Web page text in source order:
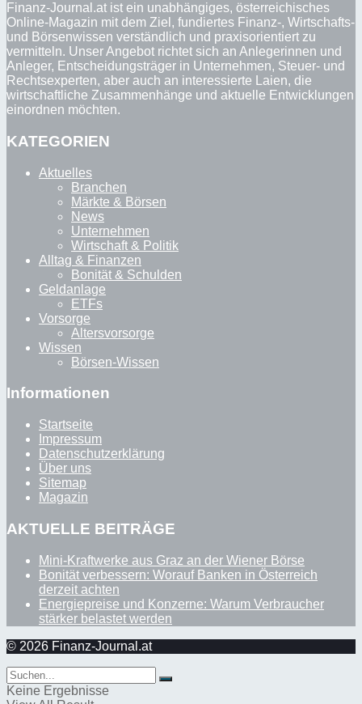
Finanz-Journal.at ist ein unabhängiges, österreichisches
Online-Magazin mit dem Ziel, fundiertes Finanz-, Wirtschafts-
und Börsenwissen verständlich und praxisorientiert zu
vermitteln. Unser Angebot richtet sich an Anlegerinnen und
Anleger, Entscheidungsträger in Unternehmen, Steuer- und
Rechtsexperten, aber auch an interessierte Laien, die
wirtschaftliche Zusammenhänge und aktuelle Entwicklungen
einordnen möchten.
KATEGORIEN
Aktuelles
Branchen
Märkte & Börsen
News
Unternehmen
Wirtschaft & Politik
Alltag & Finanzen
Bonität & Schulden
Geldanlage
ETFs
Vorsorge
Altersvorsorge
Wissen
Börsen-Wissen
Informationen
Startseite
Impressum
Datenschutzerklärung
Über uns
Sitemap
Magazin
AKTUELLE BEITRÄGE
Mini-Kraftwerke aus Graz an der Wiener Börse
Bonität verbessern: Worauf Banken in Österreich
derzeit achten
Energiepreise und Konzerne: Warum Verbraucher
stärker belastet werden
© 2026 Finanz-Journal.at
Keine Ergebnisse